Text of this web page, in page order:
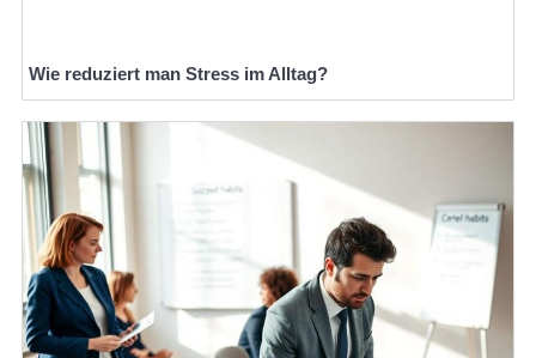
Wie reduziert man Stress im Alltag?